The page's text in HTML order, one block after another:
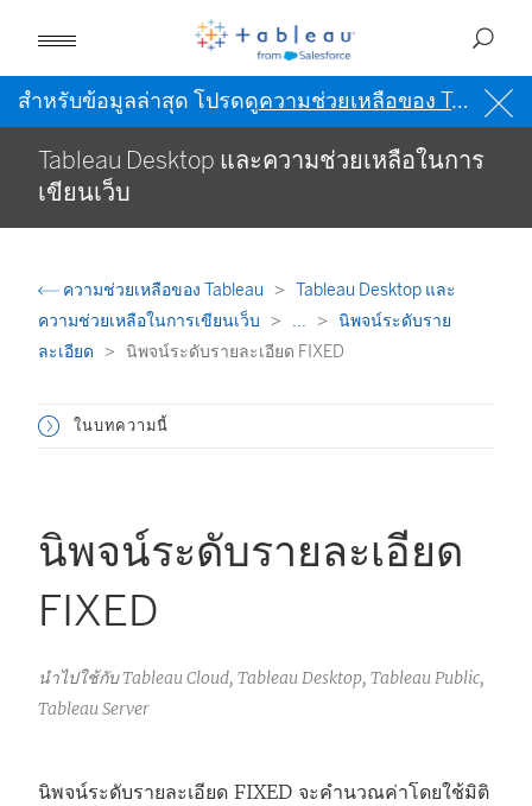
สำหรับข้อมูลล่าสุด โปรดดูความช่วยเหลือของ Tableau เป็นภาษาอังกฤษ (สหรัฐอเมริกา)
Tableau Desktop และความช่วยเหลือในการ
เขียนเว็บ
ความช่วยเหลือของ Tableau
Tableau Desktop และ
ความช่วยเหลือในการเขียนเว็บ
...
นิพจน์ระดับราย
ละเอียด
นิพจน์ระดับรายละเอียด FIXED
ในบทความนี้
นิพจน์ระดับรายละเอียด
FIXED
นำไปใช้กับ Tableau Cloud, Tableau Desktop, Tableau Public,
Tableau Server
นิพจน์ระดับรายละเอียด FIXED จะคำนวณค่าโดยใช้มิติ